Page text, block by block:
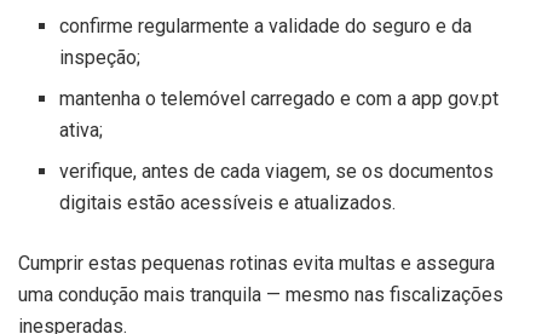
confirme regularmente a validade do seguro e da
inspeção;
mantenha o telemóvel carregado e com a app gov.pt
ativa;
verifique, antes de cada viagem, se os documentos
digitais estão acessíveis e atualizados.
Cumprir estas pequenas rotinas evita multas e assegura
uma condução mais tranquila — mesmo nas fiscalizações
inesperadas.